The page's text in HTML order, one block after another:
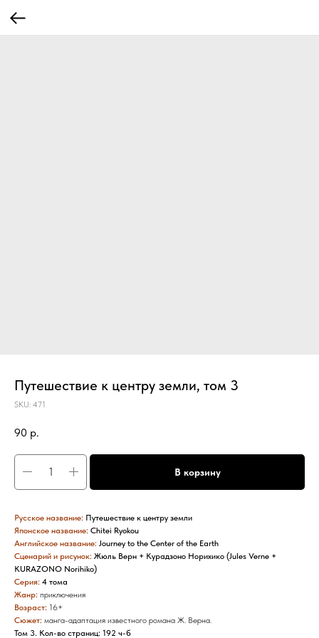
Путешествие к центру земли, том 3
SKU: 471
90 р.
В корзину
Русское название: Путешествие к центру земли
Японское название: Chitei Ryokou
Английское название: Journey to the Center of the Earth
Сценарий и рисунок: Жюль Верн + Курадзоно Норихико (Jules Verne +
KURAZONO Norihiko)
Серия: 4 тома
Жанр: приключения
Возраст: 16+
Сюжет: манга-адаптация известного романа Ж. Верна.
Том 3. Кол-во страниц: 192 ч-б